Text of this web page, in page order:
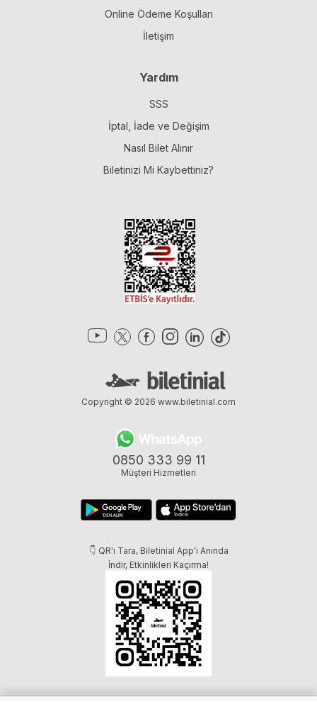
Online Ödeme Koşulları
İletişim
Yardım
SSS
İptal, İade ve Değişim
Nasıl Bilet Alınır
Biletinizi Mi Kaybettiniz?
0850 333 99 11
Müşteri Hizmetleri
👇 QR'ı Tara, Biletinial App'i Anında
İndir, Etkinlikleri Kaçırma!
Copyright © 2026 www.biletinial.com